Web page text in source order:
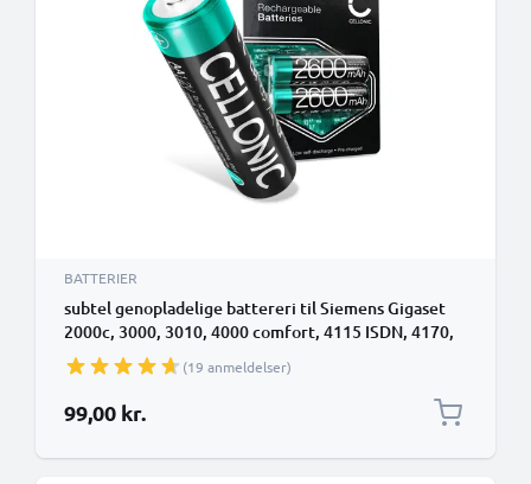
BATTERIER
subtel genopladelige battereri til Siemens Gigaset
2000c, 3000, 3010, 4000 comfort, 4115 ISDN, 4170,
4175 - 2600mAh - udskift dit mobilbatteri
(19 anmeldelser)
99,00 kr.